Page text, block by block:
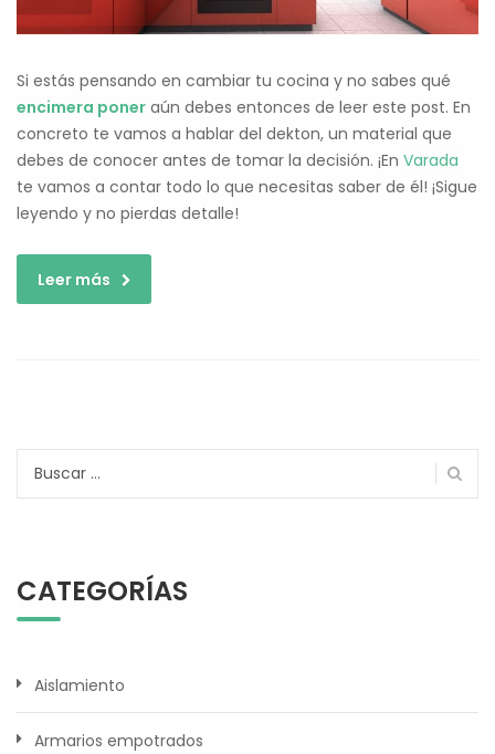
Si estás pensando en cambiar tu cocina y no sabes qué
encimera poner aún debes entonces de leer este post. En
concreto te vamos a hablar del dekton, un material que
debes de conocer antes de tomar la decisión. ¡En Varada
te vamos a contar todo lo que necesitas saber de él! ¡Sigue
leyendo y no pierdas detalle!
Leer más
CATEGORÍAS
Aislamiento
Armarios empotrados